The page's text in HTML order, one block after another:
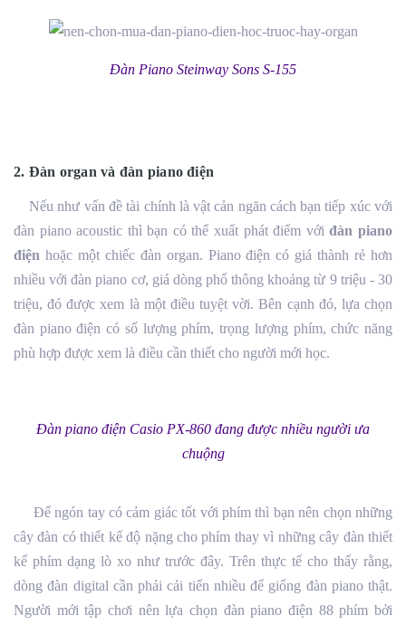
Đàn Piano Steinway Sons S-155
2. Đàn organ và đàn piano điện
Nếu như vấn đề tài chính là vật cản ngăn cách bạn tiếp xúc với
đàn piano acoustic thì bạn có thể xuất phát điểm vớiđàn piano
điện hoặc một chiếc đàn organ. Piano điện có giá thành rẻ hơn
nhiều với đàn piano cơ, giá dòng phổ thông khoảng từ 9 triệu - 30
triệu, đó được xem là một điều tuyệt vời. Bên cạnh đó, lựa chọn
đàn piano điện có số lượng phím, trọng lượng phím, chức năng
phù hợp được xem là điều cần thiết cho người mới học.
Đàn piano điện Casio PX-860 đang được nhiều người ưa
chuộng
Để ngón tay có cảm giác tốt với phím thì bạn nên chọn những
cây đàn có thiết kế độ nặng cho phím thay vì những cây đàn thiết
kế phím dạng lò xo như trước đây. Trên thực tế cho thấy rằng,
dòng đàn digital cần phải cải tiến nhiều để giống đàn piano thật.
Người mới tập chơi nên lựa chọn đàn piano điện 88 phím bởi